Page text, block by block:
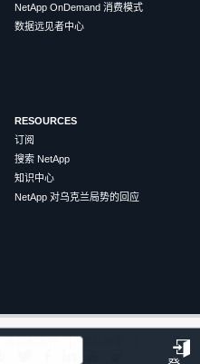
NetApp OnDemand 消费模式
数据远见者中心
RESOURCES
订阅
搜索 NetApp
知识中心
NetApp 对乌克兰局势的回应
隐私政策